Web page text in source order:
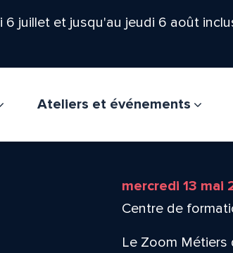
juillet et jusqu'au jeudi 6 août
Ateliers et événements
mercredi 13 mai
Centre de
Le Zoom Métiers